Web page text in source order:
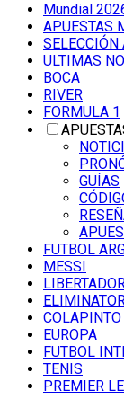
Mundial
APUESTAS
SELECCIÓN
ULTIMAS
BOCA
RIVER
FORMULA 1
GUÍAS
FUTBOL
MESSI
COLAPINTO
EUROPA
FUTBOL
TENIS
PREMIER